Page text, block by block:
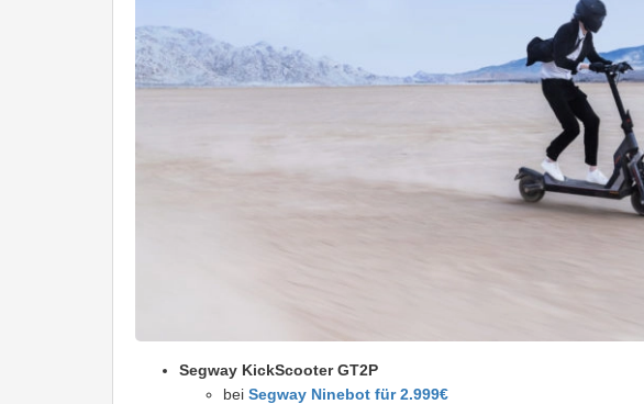
Segway KickScooter GT2P
bei Segway Ninebot für 2.999€